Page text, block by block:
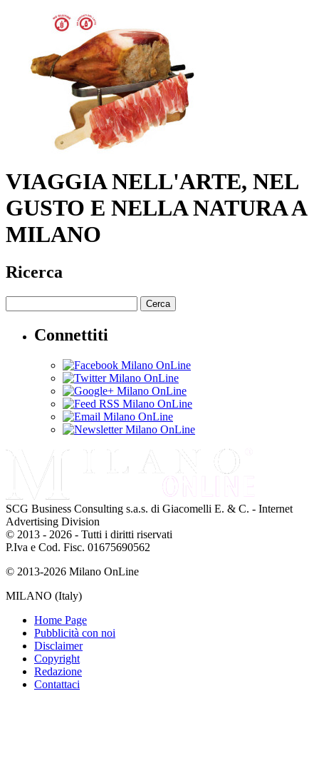
VIAGGIA NELL'ARTE, NEL
GUSTO E NELLA NATURA A
MILANO
Ricerca
Cerca
Connettiti
SCG Business Consulting s.a.s. di Giacomelli E. & C. - Internet
Advertising Division
© 2013 - 2026 - Tutti i diritti riservati
P.Iva e Cod. Fisc. 01675690562
© 2013-2026 Milano OnLine
MILANO (Italy)
Home Page
Pubblicità con noi
Disclaimer
Copyright
Redazione
Contattaci